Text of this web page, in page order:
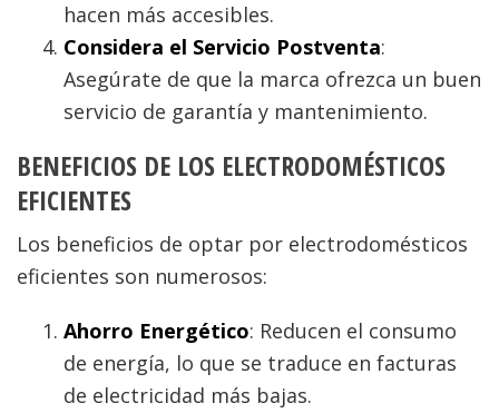
hacen más accesibles.
Considera el Servicio Postventa:
Asegúrate de que la marca ofrezca un buen
servicio de garantía y mantenimiento.
BENEFICIOS DE LOS ELECTRODOMÉSTICOS
EFICIENTES
Los beneficios de optar por electrodomésticos
eficientes son numerosos:
Ahorro Energético: Reducen el consumo
de energía, lo que se traduce en facturas
de electricidad más bajas.